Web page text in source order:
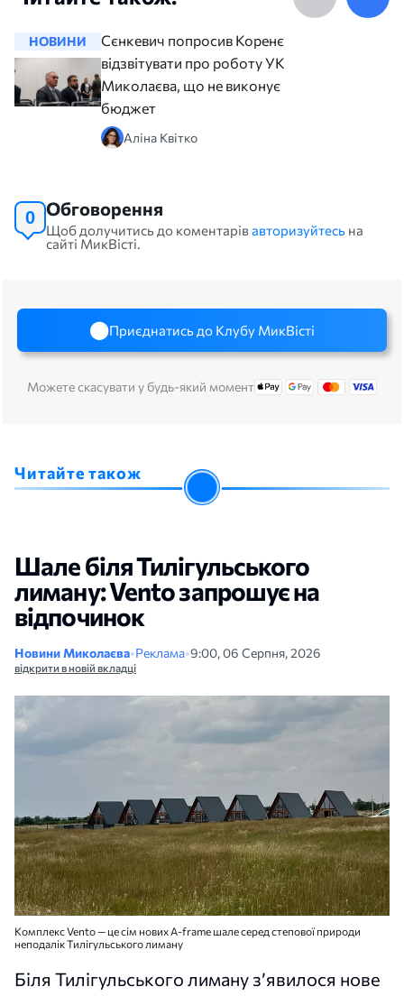
НОВИНИ
Сєнкевич попросив Коренєва
відзвітувати про роботу УКБ
Миколаєва, що не виконує
бюджет
Аліна Квітко
0 Обговорення
Щоб долучитись до коментарівавторизуйтесь на
сайті МикВісті.
Приєднатись до Клубу МикВісті
Можете скасувати у будь-який момент
Читайте також
Шале біля Тилігульського
лиману: Vento запрошує на
відпочинок
Новини Миколаєва•Реклама•9:00, 06 Серпня, 2026
відкрити в новій вкладці
Комплекс Vento — це сім нових A-frame шале серед степової природи
неподалік Тилігульського лиману
Біля Тилігульського лиману з’явилося нове